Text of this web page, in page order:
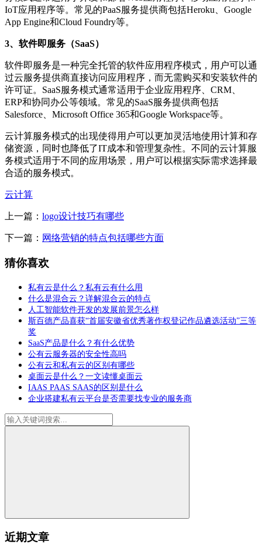
IoT应用程序等。常见的PaaS服务提供商包括Heroku、Google
App Engine和Cloud Foundry等。
3、软件即服务（SaaS）
软件即服务是一种完全托管的软件应用程序模式，用户可以通
过云服务提供商直接访问应用程序，而无需购买和安装软件的
许可证。SaaS服务模式通常适用于企业应用程序、CRM、
ERP和协同办公等领域。常见的SaaS服务提供商包括
Salesforce、Microsoft Office 365和Google Workspace等。
云计算服务模式的出现使得用户可以更加灵活地使用计算和存
储资源，同时也降低了IT成本和管理复杂性。不同的云计算服
务模式适用于不同的应用场景，用户可以根据实际需求选择最
合适的服务模式。
云计算
上一篇： logo设计技巧有哪些
下一篇： 网络营销的特点包括哪些方面
猜你喜欢
私有云是什么？私有云有什么用
什么是混合云？详解混合云的特点
人工智能软件开发的发展前景怎么样
斯百德产品喜获“首届安徽省优秀著作权登记作品遴选活动”三等
奖
SaaS产品是什么？有什么优势
公有云服务器的安全性高吗
公有云和私有云的区别有哪些
桌面云是什么？一文读懂桌面云
IAAS PAAS SAAS的区别是什么
企业搭建私有云平台是否需要找专业的服务商
近期文章